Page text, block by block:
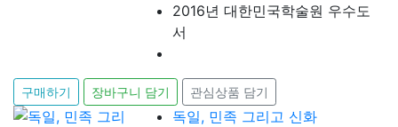
2016년 대한민국학술원 우수도
서
구매하기 장바구니 담기 관심상품 담기
독일, 민족 그리고 신화